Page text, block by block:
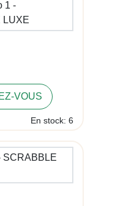
VOUS
En stock: 6